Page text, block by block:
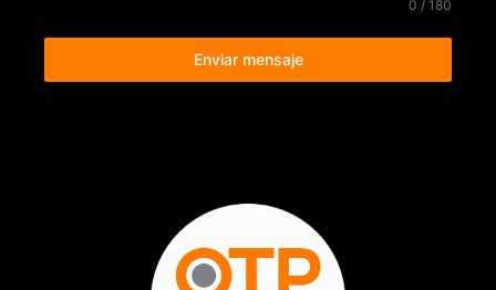
0 / 180
Enviar mensaje